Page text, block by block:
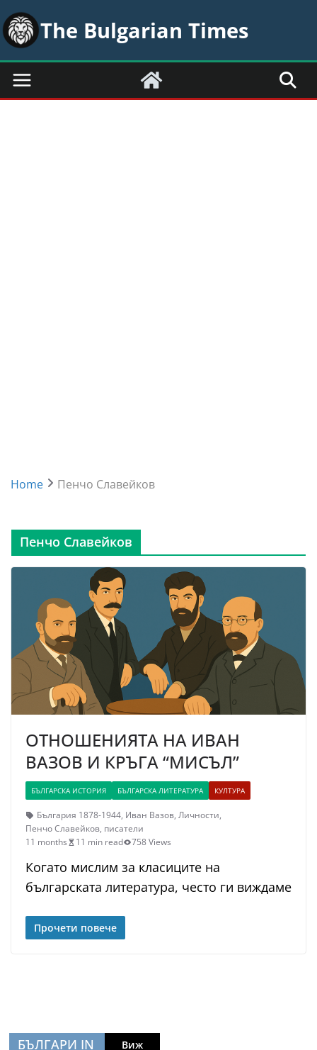
Skip
to
content
The Bulgarian Times
Home Пенчо Славейков
Пенчо Славейков
ОТНОШЕНИЯТА НА ИВАН
ВАЗОВ И КРЪГА “МИСЪЛ”
БЪЛГАРСКА ИСТОРИЯ БЪЛГАРСКА ЛИТЕРАТУРА КУЛТУРА
България 1878-1944, Иван Вазов, Личности,
Пенчо Славейков, писатели
11 months
11 min read 758 Views
Когато мислим за класиците на
българската литература, често ги виждаме
Прочети повече
БЪЛГАРИ IN
Виж